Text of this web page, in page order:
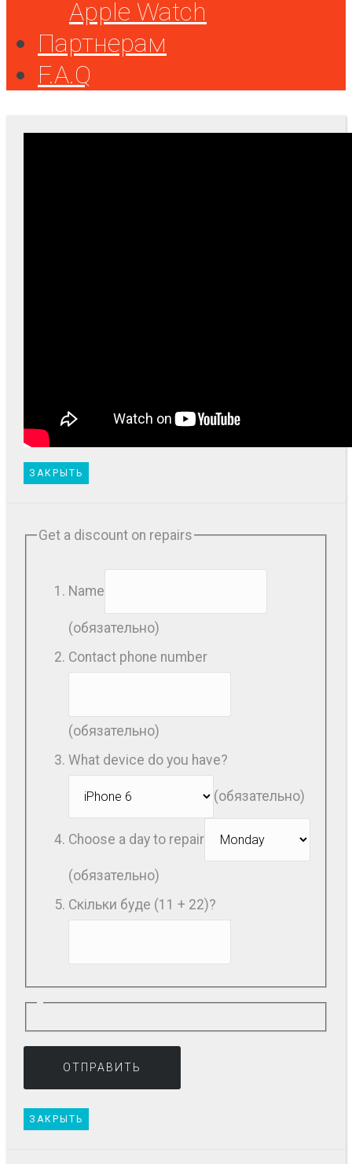
Apple Watch
Партнерам
F.A.Q
ЗАКРЫТЬ
Get a discount on repairs
Name
(обязательно)
Contact phone number
(обязательно)
What device do you have?
(обязательно)
Choose a day to repair
(обязательно)
Скільки буде (11 + 22)?
ЗАКРЫТЬ